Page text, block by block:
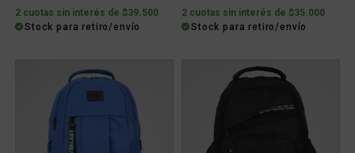
2 cuotas sin interés de $39.500
Stock para retiro/envío
2 cuotas sin interés de $35.000
Stock para retiro/envío